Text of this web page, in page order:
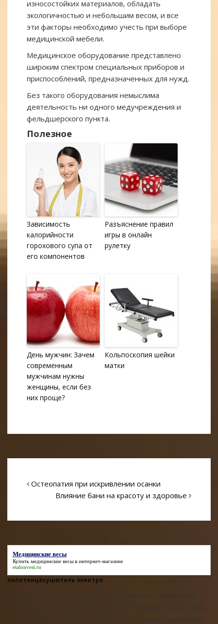
износостойких материалов, обладать
экологичностью и небольшим весом, и все
эти факторы необходимо учесть при выборе
медицинской мебели.
Медицинское оборудование представлено
широким спектром специальных приборов и
приспособлений, предназначенных для нужд.
Без такого оборудования немыслима
деятельность ни одного медучреждения и
фельдшерского пункта.
Полезное
Зависимость
калорийности
горохового супа от
его компонентов
Разъяснение правил
игры в онлайн
рулетку
День мужчин: Зачем
современным
мужчинам нужны
женщины, если без
них проще?
Кольпоскопия шейки
матки
Остеопатия при искривлении осанки
Влияние бани на красоту и здоровье
Медицинские весы
Купить медицинские весы в интернет-магазине
etalonvesi.ru
полотенцесушитель электро
Поверхность полотенцесушителя имеет зеркальный
блеск, горизонтальные перемычки в форме «Трапеция»,
и. . В нашем интернет-магазине полотенцесушителей